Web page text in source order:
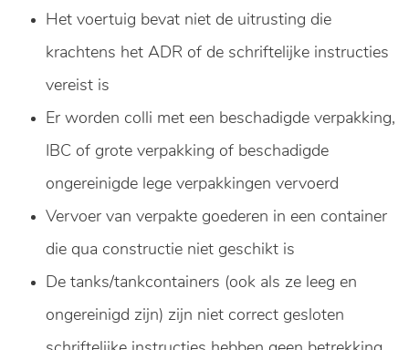
Het voertuig bevat niet de uitrusting die
krachtens het ADR of de schriftelijke instructies
vereist is
Er worden colli met een beschadigde verpakking,
IBC of grote verpakking of beschadigde
ongereinigde lege verpakkingen vervoerd
Vervoer van verpakte goederen in een container
die qua constructie niet geschikt is
De tanks/tankcontainers (ook als ze leeg en
ongereinigd zijn) zijn niet correct gesloten